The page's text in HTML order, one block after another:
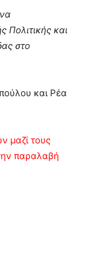
Πολιτικής και
στο
και Ρέα
μαζί τους
παραλαβή